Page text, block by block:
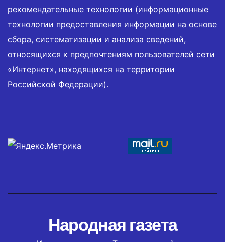
рекомендательные технологии (информационные
технологии предоставления информации на основе
сбора, систематизации и анализа сведений,
относящихся к предпочтениям пользователей сети
«Интернет», находящихся на территории
Российской Федерации).
Народная газета